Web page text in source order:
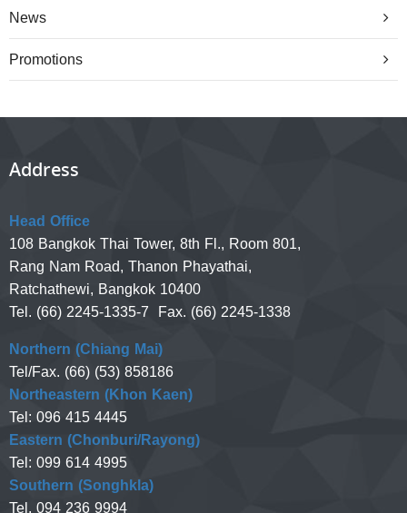
News
Promotions
Address
Head Office
108 Bangkok Thai Tower, 8th Fl., Room 801,
Rang Nam Road, Thanon Phayathai,
Ratchathewi, Bangkok 10400
Tel. (66) 2245-1335-7 Fax. (66) 2245-1338
Northern (Chiang Mai)
Tel/Fax. (66) (53) 858186
Northeastern (Khon Kaen)
Tel: 096 415 4445
Eastern (Chonburi/Rayong)
Tel: 099 614 4995
Southern (Songhkla)
Tel. 094 236 9994